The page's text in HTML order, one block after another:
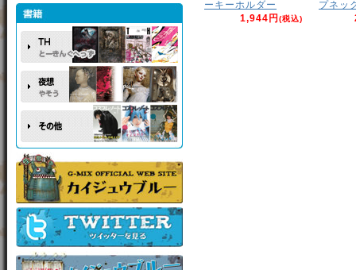
ーキーホルダー
1,944円(税込)
プネッ